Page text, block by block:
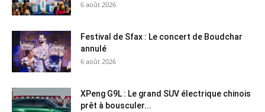
6 août 2026
Festival de Sfax : Le concert de Boudchar
annulé
6 août 2026
XPeng G9L : Le grand SUV électrique chinois
prêt à bousculer...